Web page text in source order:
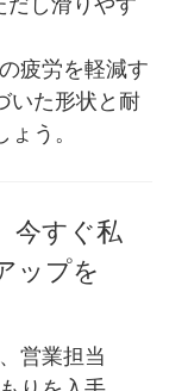
疲労を軽減す
いた形状と耐
う。
今すぐ私
ップを
営業担当